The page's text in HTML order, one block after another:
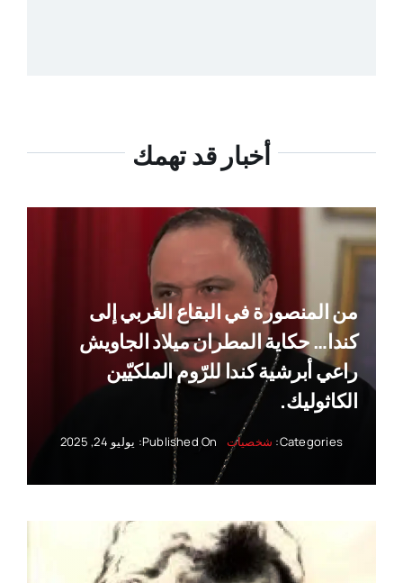
أخبار قد تهمك
من المنصورة في البقاع الغربي إلى
كندا… حكاية المطران ميلاد الجاويش
راعي أبرشية كندا للرّوم الملكيّين
الكاثوليك.
Categories: شخصيات Published On: يوليو 24, 2025